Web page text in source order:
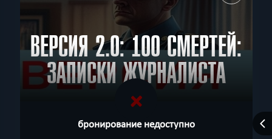
ВЕРСИЯ 2.0: 100 СМЕРТЕЙ:
ЗАПИСКИ ЖУРНАЛИСТА
бронирование недоступно